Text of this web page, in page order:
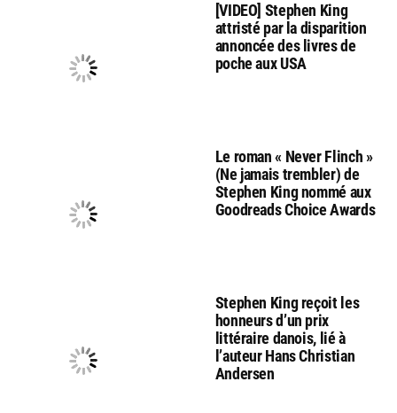
[VIDEO] Stephen King
attristé par la disparition
annoncée des livres de
poche aux USA
Le roman « Never Flinch »
(Ne jamais trembler) de
Stephen King nommé aux
Goodreads Choice Awards
Stephen King reçoit les
honneurs d’un prix
littéraire danois, lié à
l’auteur Hans Christian
Andersen